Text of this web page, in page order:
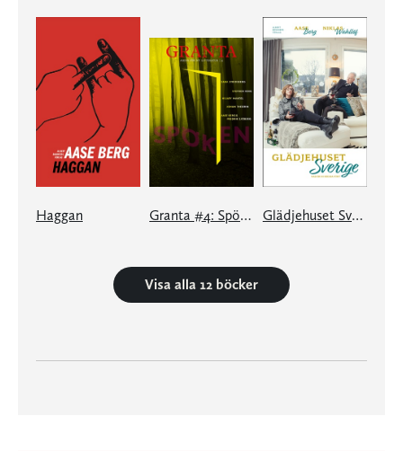
Haggan Granta #4: Spöken Glädjehuset Sverige
Visa alla 12 böcker